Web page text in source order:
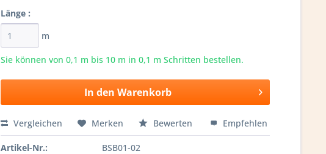
Länge :
m
Sie können von 0,1 m bis 10 m in 0,1 m Schritten bestellen.
In den Warenkorb
Vergleichen Merken Bewerten Empfehlen
Artikel-Nr.: BSB01-02